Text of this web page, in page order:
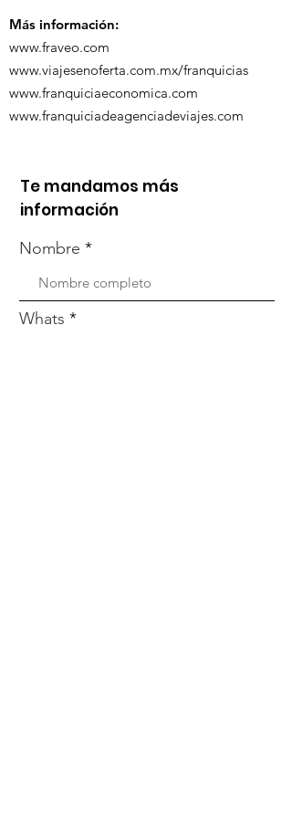
Más información:
www.fraveo.com
www.viajesenoferta.com.mx/franquicias
www.franquiciaeconomica.com
www.franquiciadeagenciadeviajes.com
Te mandamos más
información
Nombre
Whats